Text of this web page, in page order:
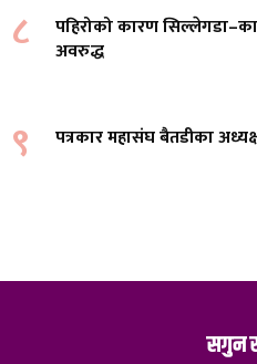
८
पहिरोको कारण
अवरुद्ध
९ पत्रकार महासंघ बैतडीका
सगुन